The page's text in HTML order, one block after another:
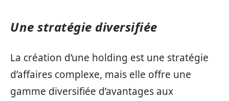
Une stratégie diversifiée
La création d’une holding est une stratégie
d’affaires complexe, mais elle offre une
gamme diversifiée d’avantages aux